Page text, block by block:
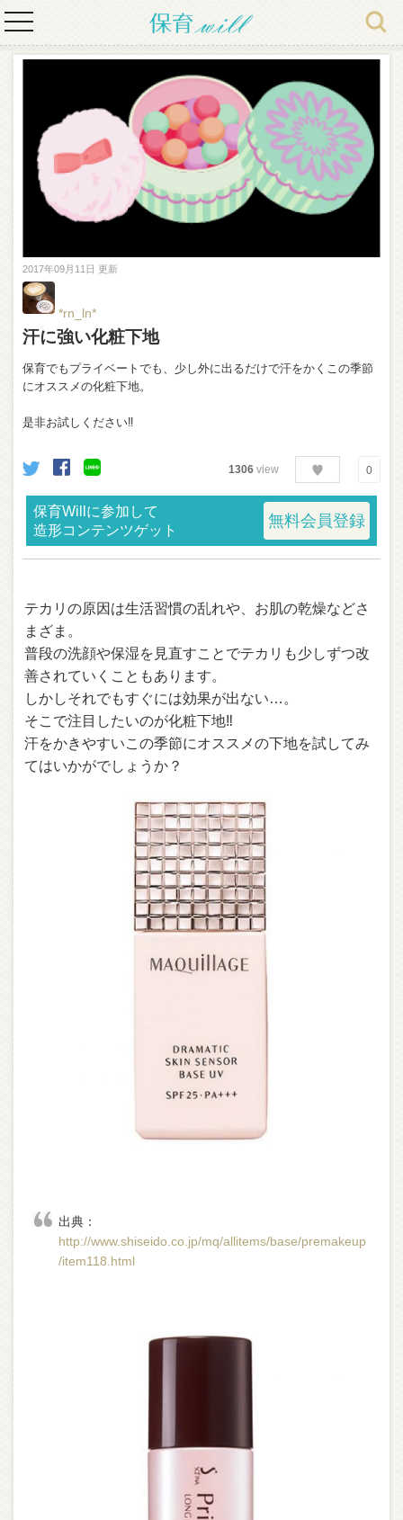
2017年09月11日 更新
*rn_ln*
汗に強い化粧下地
保育でもプライベートでも、少し外に出るだけで汗をかくこの季節
にオススメの化粧下地。
是非お試しください‼︎
1306 view 0
保育Willに参加して
造形コンテンツゲット
無料会員登録
テカリの原因は生活習慣の乱れや、お肌の乾燥などさ
まざま。
普段の洗顔や保湿を見直すことでテカリも少しずつ改
善されていくこともあります。
しかしそれでもすぐには効果が出ない…。
そこで注目したいのが化粧下地‼︎
汗をかきやすいこの季節にオススメの下地を試してみ
てはいかがでしょうか？
出典：
http://www.shiseido.co.jp/mq/allitems/base/premakeup
/item118.html
toggle